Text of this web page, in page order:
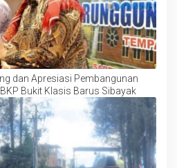
dan Apresiasi Pembangunan
Bukit Klasis Barus Sibayak